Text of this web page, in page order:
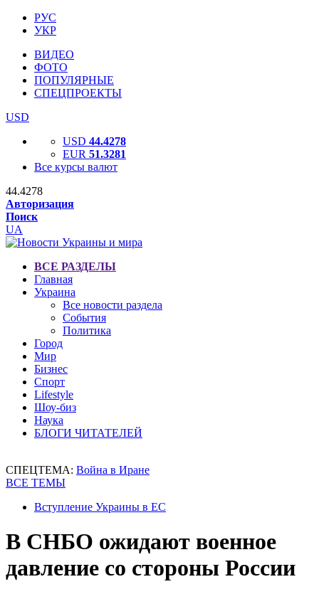
РУС
УКР
ВИДЕО
ФОТО
ПОПУЛЯРНЫЕ
СПЕЦПРОЕКТЫ
USD
USD 44.4278
EUR 51.3281
Все курсы валют
44.4278
Авторизация
Поиск
UA
ВСЕ РАЗДЕЛЫ
Главная
Украина
Все новости раздела
События
Политика
Город
Мир
Бизнес
Спорт
Lifestyle
Шоу-биз
Наука
БЛОГИ ЧИТАТЕЛЕЙ
СПЕЦТЕМА: Война в Иране
ВСЕ ТЕМЫ
Вступление Украины в ЕС
В СНБО ожидают военное
давление со стороны России